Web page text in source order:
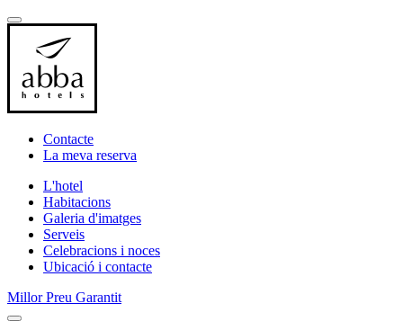
Contacte
La meva reserva
L'hotel
Habitacions
Galeria d'imatges
Serveis
Celebracions i noces
Ubicació i contacte
Millor Preu Garantit